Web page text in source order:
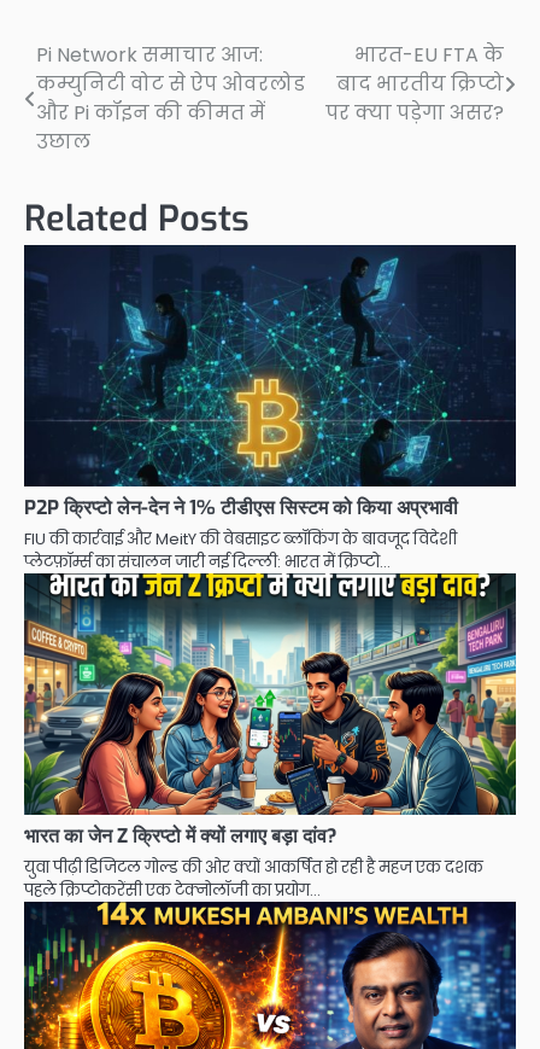
Post
navigation
Pi Network समाचार आज:
कम्युनिटी वोट से ऐप ओवरलोड
और Pi कॉइन की कीमत में
उछाल
भारत-EU FTA के
बाद भारतीय क्रिप्टो
पर क्या पड़ेगा असर?
Related Posts
P2P क्रिप्टो लेन-देन ने 1% टीडीएस सिस्टम को किया अप्रभावी
FIU की कार्रवाई और MeitY की वेबसाइट ब्लॉकिंग के बावजूद विदेशी
प्लेटफ़ॉर्म्स का संचालन जारी नई दिल्ली: भारत में क्रिप्टो…
भारत का जेन Z क्रिप्टो में क्यों लगाए बड़ा दांव?
युवा पीढ़ी डिजिटल गोल्ड की ओर क्यों आकर्षित हो रही है महज एक दशक
पहले क्रिप्टोकरेंसी एक टेक्नोलॉजी का प्रयोग…